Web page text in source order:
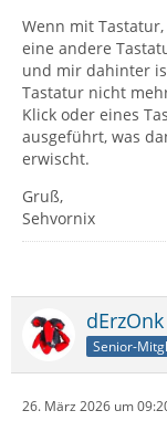
Wenn mit
eine andere
und mir dahinter
Tastatur nicht
Klick oder eines
ausgeführt, was
erwischt.
Gruß,
Sehvornix
dErzOnk
Senior-
26. März 2026 um